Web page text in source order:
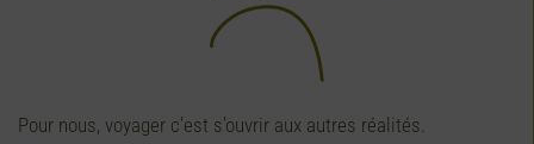
Pour nous, voyager c’est s’ouvrir aux autres réalités.